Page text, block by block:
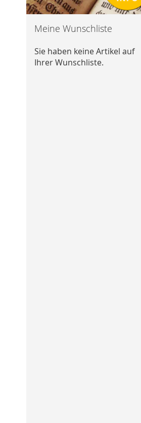
Meine Wunschliste
Sie haben keine Artikel auf
Ihrer Wunschliste.